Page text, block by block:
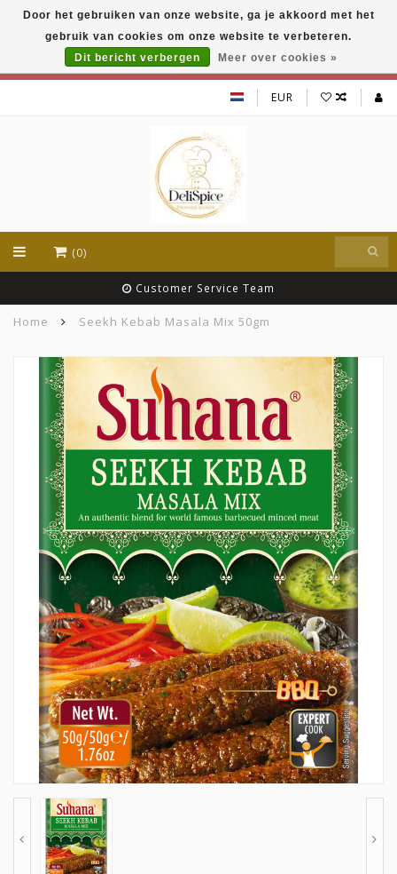
DeliSpice is your online Indian grocery shop with
exclusive brands like Daawat, Suhana, DeliSpice
and many more !!!
EUR
(0)
Customer Service Team
Home Seekh Kebab Masala Mix 50gm
Door het gebruiken van onze website, ga je akkoord met het
gebruik van cookies om onze website te verbeteren.
Dit bericht verbergen
Meer over cookies »